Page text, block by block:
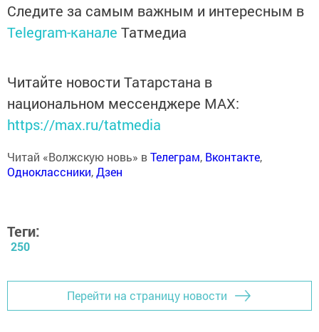
Следите за самым важным и интересным в
Telegram-канале Татмедиа
Читайте новости Татарстана в
национальном мессенджере MАХ:
https://max.ru/tatmedia
Читай «Волжскую новь» вТелеграм, Вконтакте,
Одноклассники,Дзен
Теги:
250
Перейти на страницу новости